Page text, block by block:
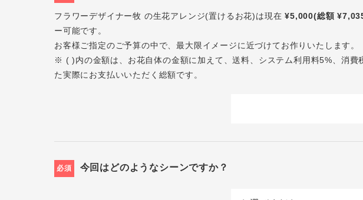
フラワーデザイナー牧 の生花アレンジ(置けるお花)は現在¥5,000(総額
ー可能です。
お客様ご指定のご予算の中で、最大限イメージに近づけてお作りいたします。
※ ( )内の金額は、お花自体の金額に加えて、送料、システム利用料5%、消費
た実際にお支払いいただく総額です。
必須 今回はどのようなシーンですか？